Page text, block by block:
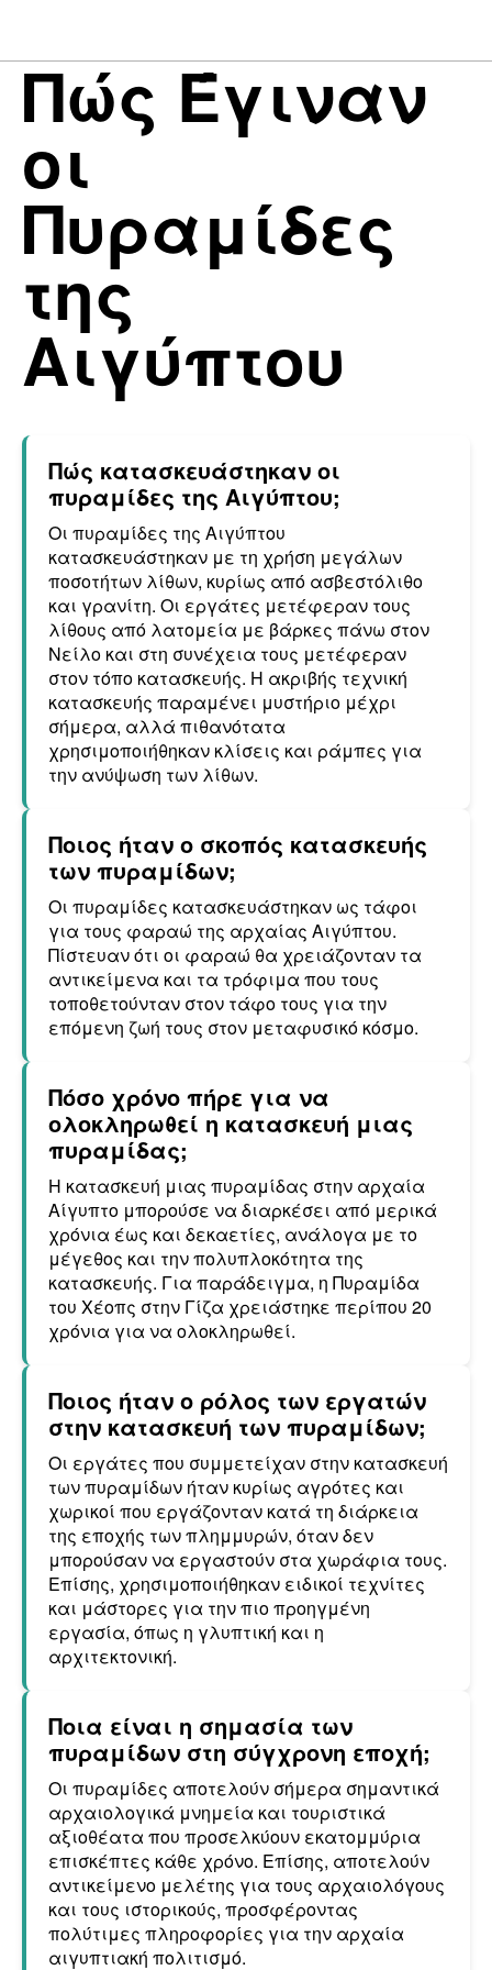
Πώς Έγιναν
οι
Πυραμίδες
της
Αιγύπτου
Πώς κατασκευάστηκαν οι
πυραμίδες της Αιγύπτου;
Οι πυραμίδες της Αιγύπτου
κατασκευάστηκαν με τη χρήση μεγάλων
ποσοτήτων λίθων, κυρίως από ασβεστόλιθο
και γρανίτη. Οι εργάτες μετέφεραν τους
λίθους από λατομεία με βάρκες πάνω στον
Νείλο και στη συνέχεια τους μετέφεραν
στον τόπο κατασκευής. Η ακριβής τεχνική
κατασκευής παραμένει μυστήριο μέχρι
σήμερα, αλλά πιθανότατα
χρησιμοποιήθηκαν κλίσεις και ράμπες για
την ανύψωση των λίθων.
Ποιος ήταν ο σκοπός κατασκευής
των πυραμίδων;
Οι πυραμίδες κατασκευάστηκαν ως τάφοι
για τους φαραώ της αρχαίας Αιγύπτου.
Πίστευαν ότι οι φαραώ θα χρειάζονταν τα
αντικείμενα και τα τρόφιμα που τους
τοποθετούνταν στον τάφο τους για την
επόμενη ζωή τους στον μεταφυσικό κόσμο.
Πόσο χρόνο πήρε για να
ολοκληρωθεί η κατασκευή μιας
πυραμίδας;
Η κατασκευή μιας πυραμίδας στην αρχαία
Αίγυπτο μπορούσε να διαρκέσει από μερικά
χρόνια έως και δεκαετίες, ανάλογα με το
μέγεθος και την πολυπλοκότητα της
κατασκευής. Για παράδειγμα, η Πυραμίδα
του Χέοπς στην Γίζα χρειάστηκε περίπου 20
χρόνια για να ολοκληρωθεί.
Ποιος ήταν ο ρόλος των εργατών
στην κατασκευή των πυραμίδων;
Οι εργάτες που συμμετείχαν στην κατασκευή
των πυραμίδων ήταν κυρίως αγρότες και
χωρικοί που εργάζονταν κατά τη διάρκεια
της εποχής των πλημμυρών, όταν δεν
μπορούσαν να εργαστούν στα χωράφια τους.
Επίσης, χρησιμοποιήθηκαν ειδικοί τεχνίτες
και μάστορες για την πιο προηγμένη
εργασία, όπως η γλυπτική και η
αρχιτεκτονική.
Ποια είναι η σημασία των
πυραμίδων στη σύγχρονη εποχή;
Οι πυραμίδες αποτελούν σήμερα σημαντικά
αρχαιολογικά μνημεία και τουριστικά
αξιοθέατα που προσελκύουν εκατομμύρια
επισκέπτες κάθε χρόνο. Επίσης, αποτελούν
αντικείμενο μελέτης για τους αρχαιολόγους
και τους ιστορικούς, προσφέροντας
πολύτιμες πληροφορίες για την αρχαία
αιγυπτιακή πολιτισμό.